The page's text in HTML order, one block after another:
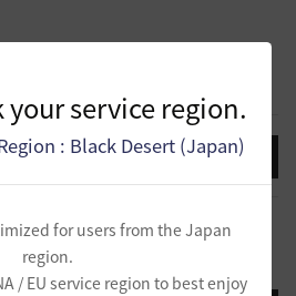
your service region.
: Black Desert (Japan)
for users from the Japan
region.
/ EU service region to best enjoy
像
ョットと映像を自慢できる掲示板です。
投稿する
ト
#映像